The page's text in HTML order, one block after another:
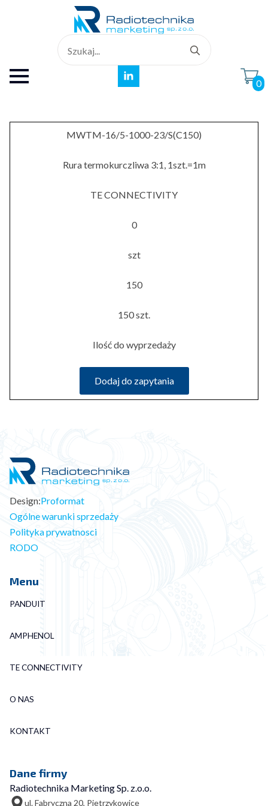
for:
0
MWTM-16/5-1000-23/S(C150)
Rura termokurczliwa 3:1, 1szt.=1m
TE CONNECTIVITY
0
szt
150
150 szt.
Ilość do wyprzedaży
Dodaj do zapytania
Design:Proformat
Ogólne warunki sprzedaży
Polityka prywatnosci
RODO
Menu
PANDUIT
AMPHENOL
TE CONNECTIVITY
O NAS
KONTAKT
Dane firmy
Radiotechnika Marketing Sp. z.o.o.
ul. Fabryczna 20, Pietrzykowice